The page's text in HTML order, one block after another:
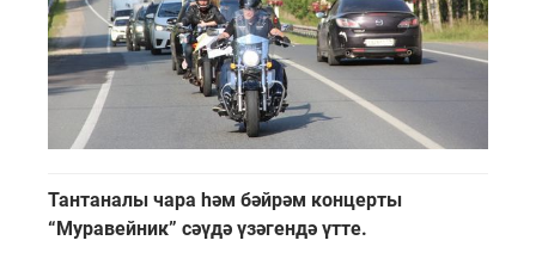
Тантаналы чара һәм бәйрәм концерты
“Муравейник” сәүдә үзәгендә үтте.